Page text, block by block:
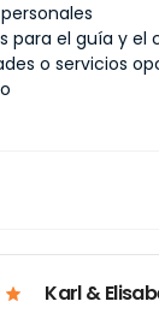
para el guía y el
o servicios
Karl &